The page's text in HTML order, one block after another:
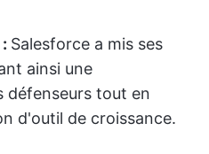
Salesforce a mis ses
ainsi une
défenseurs tout en
d'outil de croissance.